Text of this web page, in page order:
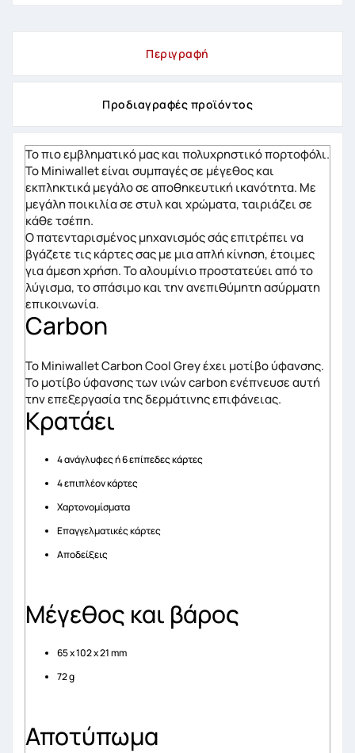
Περιγραφή
Προδιαγραφές προϊόντος
Το πιο εμβληματικό μας και πολυχρηστικό πορτοφόλι.
Το Miniwallet είναι συμπαγές σε μέγεθος και
εκπληκτικά μεγάλο σε αποθηκευτική ικανότητα. Με
μεγάλη ποικιλία σε στυλ και χρώματα, ταιριάζει σε
κάθε τσέπη.
Ο πατενταρισμένος μηχανισμός σάς επιτρέπει να
βγάζετε τις κάρτες σας με μια απλή κίνηση, έτοιμες
για άμεση χρήση. Το αλουμίνιο προστατεύει από το
λύγισμα, το σπάσιμο και την ανεπιθύμητη ασύρματη
επικοινωνία.
Carbon
Το Miniwallet Carbon Cool Grey έχει μοτίβο ύφανσης.
Το μοτίβο ύφανσης των ινών carbon ενέπνευσε αυτή
την επεξεργασία της δερμάτινης επιφάνειας.
Κρατάει
4 ανάγλυφες ή 6 επίπεδες κάρτες
4 επιπλέον κάρτες
Χαρτονομίσματα
Επαγγελματικές κάρτες
Αποδείξεις
Μέγεθος και βάρος
65 x 102 x 21 mm
72 g
Αποτύπωμα